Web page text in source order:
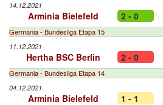
14.12.2021
Arminia Bielefeld 2 - 0
Germania - Bundesliga Etapa 15
11.12.2021
Hertha BSC Berlin 2 - 0
Germania - Bundesliga Etapa 14
04.12.2021
Arminia Bielefeld 1 - 1